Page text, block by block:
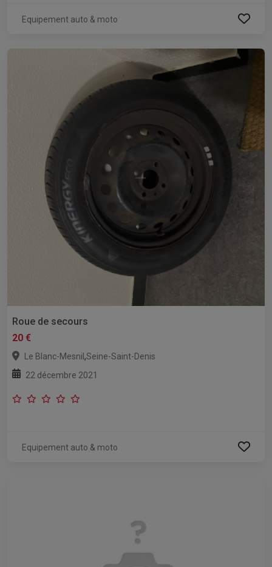
Equipement auto & moto
Roue de secours
20 €
Le Blanc-Mesnil ,Seine-Saint-Denis
22 décembre 2021
Equipement auto & moto